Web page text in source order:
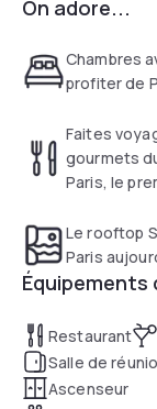
terrain de jeux favori. 3 concepts de restauration
avec vue
déjeuners et vos
On adore...
Chambres
profiter de
Faites
gourmets
Paris, le
Le rooftop
Paris
Équipements
Restaurant
Salle de
Ascenseur